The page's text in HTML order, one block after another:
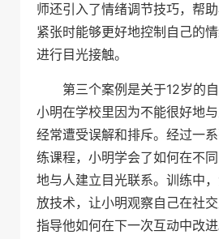
师还引入了情绪调节技巧，帮
紧张时能够更好地控制自己的
进行目光接触。
第三个案例是关于12岁的
小明在学校里因为不能很好地
经常遭受误解和排斥。经过一
练课程，小明学会了如何在不
地与人建立目光联系。训练中
放技术，让小明观察自己在社
指导他如何在下一次互动中改